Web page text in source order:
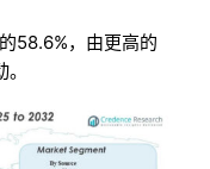
58.6%，由更高的